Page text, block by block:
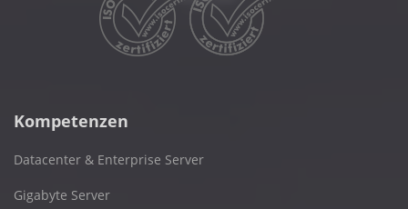
Kompetenzen
Datacenter & Enterprise Server
Gigabyte Server